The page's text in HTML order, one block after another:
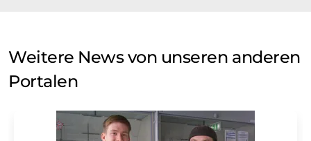
Weitere News von unseren anderen
Portalen